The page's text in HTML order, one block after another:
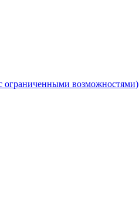
ограниченными возможностями)